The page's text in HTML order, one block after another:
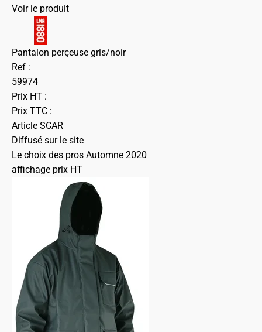
Voir le produit
Pantalon perçeuse gris/noir
Ref :
59974
Prix HT :
Prix TTC :
Article SCAR
Diffusé sur le site
Le choix des pros Automne 2020
affichage prix HT